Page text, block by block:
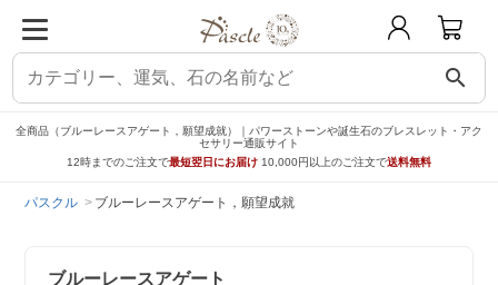
search
全商品（ブルーレースアゲート，願望成就）｜パワーストーンや誕生石のブレスレット・アク
セサリー通販サイト
12時までのご注文で最短翌日にお届け 10,000円以上のご注文で送料無料
パスクル ブルーレースアゲート，願望成就
ブルーレースアゲート